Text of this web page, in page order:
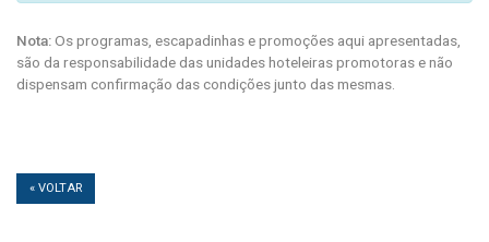
Nota:Os programas, escapadinhas e promoções aqui apresentadas,
são da responsabilidade das unidades hoteleiras promotoras e não
dispensam confirmação das condições junto das mesmas.
« VOLTAR